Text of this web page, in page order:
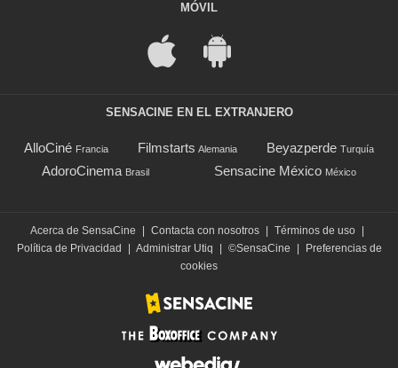
MÓVIL
SENSACINE EN EL EXTRANJERO
AlloCiné Francia Filmstarts Alemania Beyazperde Turquía
AdoroCinema Brasil Sensacine México México
Acerca de SensaCine Contacta con nosotros Términos de uso
Política de Privacidad
Administrar Utiq ©SensaCine
Preferencias de
cookies